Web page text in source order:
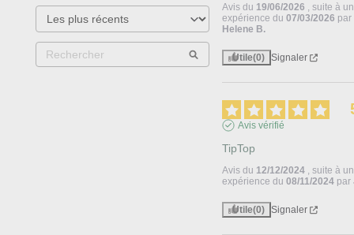
Avis du 19/06/2026 , suite à
expérience du07/03/2026 par
Helene B.
Utile(0) Signaler
Avis vérifié
TipTop
Avis du 12/12/2024 , suite à
expérience du08/11/2024 par
Utile(0) Signaler